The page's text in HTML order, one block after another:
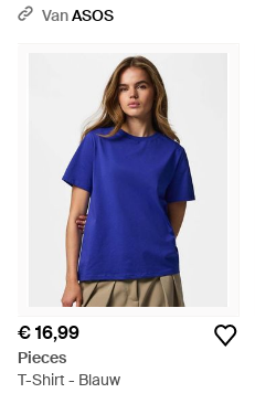
VanASOS
€ 16,99
Pieces
T-Shirt - Blauw